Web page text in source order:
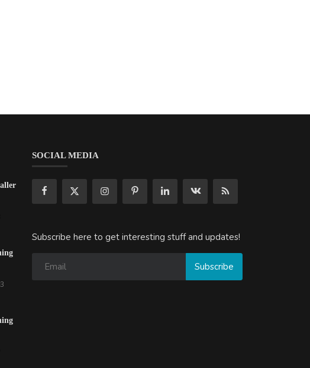
SOCIAL MEDIA
Subscribe here to get interesting stuff and updates!
Subscribe